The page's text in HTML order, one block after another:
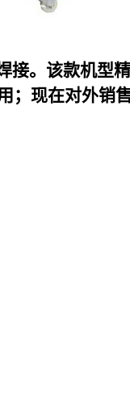
。该款机型
现在对外销